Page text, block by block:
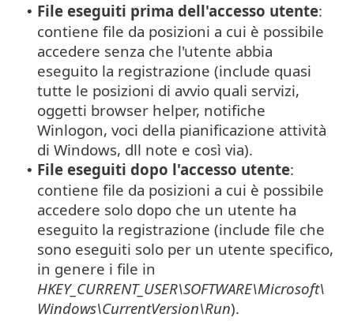
• File eseguiti prima dell'accesso utente:
contiene file da posizioni a cui è possibile
accedere senza che l'utente abbia
eseguito la registrazione (include quasi
tutte le posizioni di avvio quali servizi,
oggetti browser helper, notifiche
Winlogon, voci della pianificazione attività
di Windows, dll note e così via).
• File eseguiti dopo l'accesso utente:
contiene file da posizioni a cui è possibile
accedere solo dopo che un utente ha
eseguito la registrazione (include file che
sono eseguiti solo per un utente specifico,
in genere i file in
HKEY_CURRENT_USER\SOFTWARE\Microsoft\
Windows\CurrentVersion\Run).